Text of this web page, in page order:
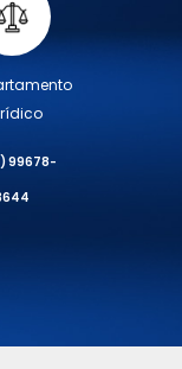
99678-